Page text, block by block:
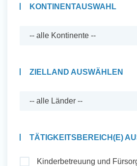
Initiativbewerbung
KONTINENTAUSWAHL
ZIELLAND AUSWÄHLEN
TÄTIGKEITSBEREICH(E)
Kinderbetreuung und